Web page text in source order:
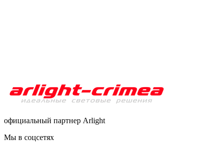
официальный партнер Arlight
Мы в соцсетях